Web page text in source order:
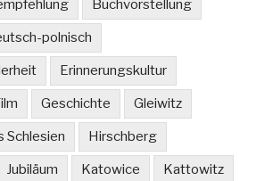
Buchvorstellung
polnisch
Erinnerungskultur
Geschichte Gleiwitz
Schlesien Hirschberg
Jubiläum Katowice Kattowitz